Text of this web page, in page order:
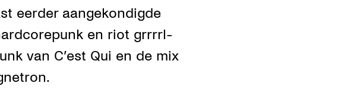
eerder aangekondigde
en riot grrrrl-
van C’est Qui en de mix